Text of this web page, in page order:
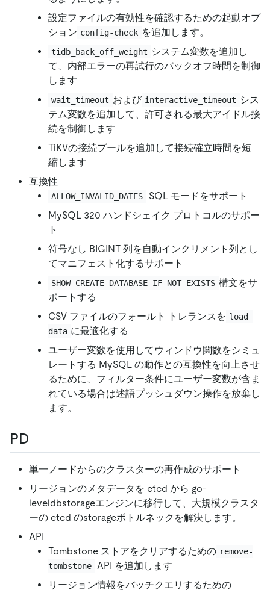
設定ファイルの有効性を確認するための起動オプ
ション config-check を追加します。
tidb_back_off_weight システム変数を追加し
て、内部エラーの再試行のバックオフ時間を制御
します
wait_timeout および interactive_timeout シス
テム変数を追加して、許可される最大アイドル接
続を制御します
TiKVの接続プールを追加して接続確立時間を短
縮します
互換性
ALLOW_INVALID_DATES
SQL モードをサポート
MySQL 320 ハンドシェイク プロトコルのサポー
ト
符号なし BIGINT 列を自動インクリメント列とし
てマニフェスト化するサポート
SHOW CREATE DATABASE IF NOT EXISTS 構文をサ
ポートする
CSV ファイルのフォールト トレランスを load
data に最適化する
ユーザー変数を使用してウィンドウ関数をシミュ
レートする MySQL の動作との互換性を向上させ
るために、フィルター条件にユーザー変数が含ま
れている場合は述語プッシュダウン操作を放棄し
ます。
PD
単一ノードからのクラスターの再作成のサポート
リージョンのメタデータを etcd から go-
leveldbstorageエンジンに移行して、大規模クラスタ
ーの etcd のstorageボトルネックを解決します。
API
Tombstone ストアをクリアするための remove-
tombstone API を追加します
リージョン情報をバッチクエリするための